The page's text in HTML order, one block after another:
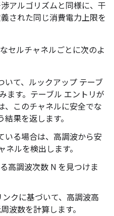
アルゴリズムと同様に、干
された同じ消費電力上限を
セルチャネルごとに次のよ
いて、ルックアップ テーブ
ます。テーブル エントリが
、このチャネルに安全でな
果を返します。
いる場合は、高調波から安
ルを検出します。
高調波次数 N を見つけま
クに基づいて、高調波高
波数を計算します。